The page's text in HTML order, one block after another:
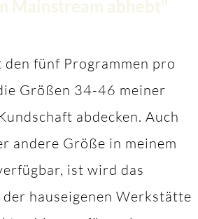
Mainstream abhebt"
fünf Programmen pro
Größen 34-46 meiner
abdecken. Auch
andere Größe in meinem
ist wird das
hauseigenen Werkstätte